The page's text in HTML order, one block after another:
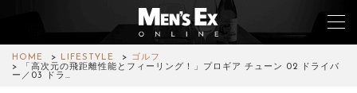
HOME LIFESTYLE
ゴルフ
「高次元の飛距離性能とフィーリング！」プロギア チューン 02 ドライバ
ー／03 ドラ…